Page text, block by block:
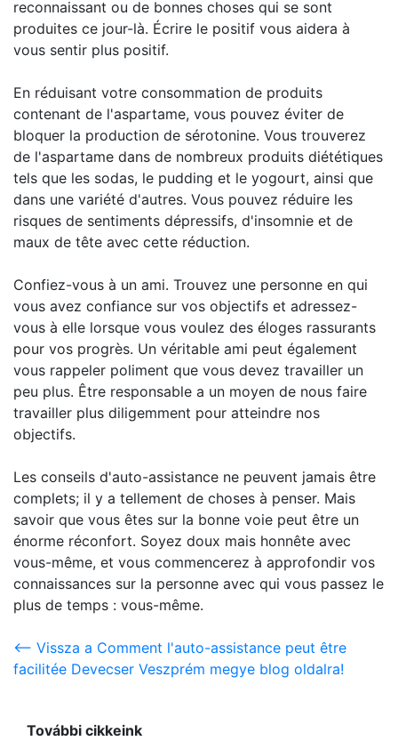
reconnaissant ou de bonnes choses qui se sont
produites ce jour-là. Écrire le positif vous aidera à
vous sentir plus positif.
En réduisant votre consommation de produits
contenant de l'aspartame, vous pouvez éviter de
bloquer la production de sérotonine. Vous trouverez
de l'aspartame dans de nombreux produits diététiques
tels que les sodas, le pudding et le yogourt, ainsi que
dans une variété d'autres. Vous pouvez réduire les
risques de sentiments dépressifs, d'insomnie et de
maux de tête avec cette réduction.
Confiez-vous à un ami. Trouvez une personne en qui
vous avez confiance sur vos objectifs et adressez-
vous à elle lorsque vous voulez des éloges rassurants
pour vos progrès. Un véritable ami peut également
vous rappeler poliment que vous devez travailler un
peu plus. Être responsable a un moyen de nous faire
travailler plus diligemment pour atteindre nos
objectifs.
Les conseils d'auto-assistance ne peuvent jamais être
complets; il y a tellement de choses à penser. Mais
savoir que vous êtes sur la bonne voie peut être un
énorme réconfort. Soyez doux mais honnête avec
vous-même, et vous commencerez à approfondir vos
connaissances sur la personne avec qui vous passez le
plus de temps : vous-même.
<-- Vissza a Comment l'auto-assistance peut être
facilitée Devecser Veszprém megye blog oldalra!
További cikkeink